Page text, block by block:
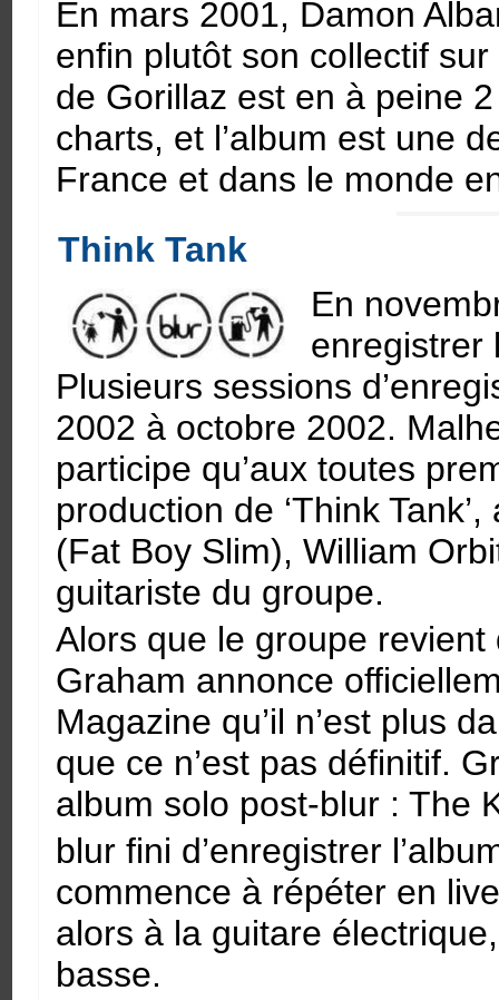
En mars 2001, Damon
enfin plutôt son collectif
de Gorillaz est en à peine
charts, et l’album est une
France et dans le monde
Think Tank
En
enregistrer
Plusieurs sessions
2002 à octobre 2002.
participe qu’aux toutes
production de ‘Think
(Fat Boy Slim), William
guitariste du groupe.
Alors que le groupe
Graham annonce
Magazine qu’il n’est plus
que ce n’est pas définitif.
album solo post-blur : The
blur fini d’enregistrer
commence à répéter en
alors à la guitare
basse.